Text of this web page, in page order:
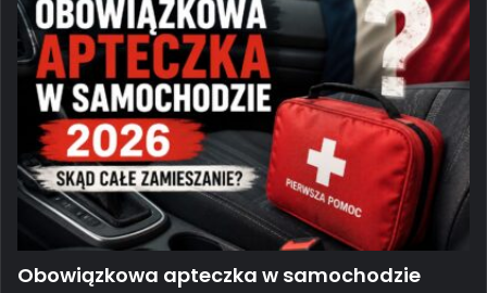
Obowiązkowa apteczka w samochodzie